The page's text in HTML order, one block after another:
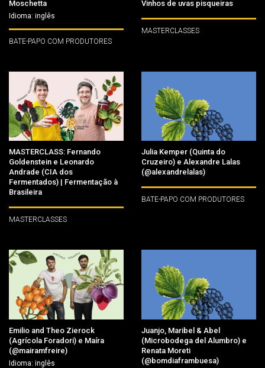
Moschetta
Idioma: inglês
BATE-PAPO COM PRODUTORES
Vinhos de uvas pisqueiras
MASTERCLASSES
MASTERCLASS: Fernando
Goldenstein e Leonardo
Andrade (CIA dos
Fermentados) | Fermentação à
Brasileira
MASTERCLASSES
Julia Kemper (Quinta do
Cruzeiro) e Alexandre Lalas
(@alexandrelalas)
BATE-PAPO COM PRODUTORES
Emilio and Theo Zierock
(Agrícola Foradori) e Maíra
(@mairamfreire)
Idioma: inglês
Juanjo, Maribel & Abel
(Microbodega del Alumbro) e
Renata Moreti
(@bomdiaframbuesa)